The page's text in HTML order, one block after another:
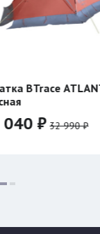
1 070